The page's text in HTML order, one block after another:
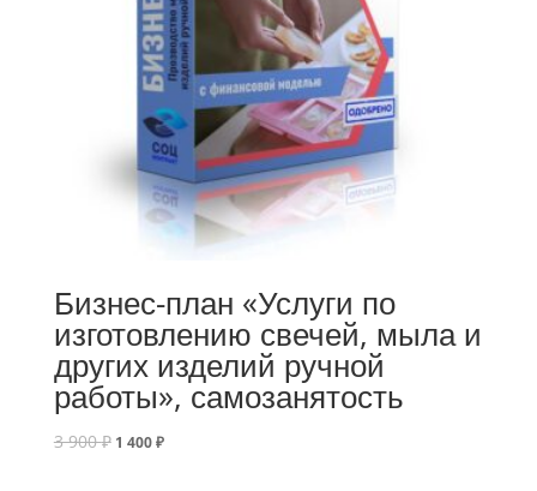
Бизнес-план «Услуги по
изготовлению свечей, мыла и
других изделий ручной
работы», самозанятость
3 900₽ 1 400₽